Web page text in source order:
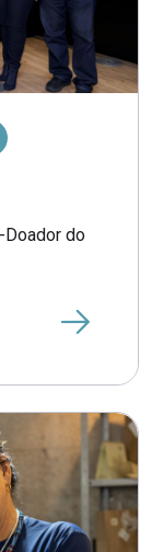
Doador do